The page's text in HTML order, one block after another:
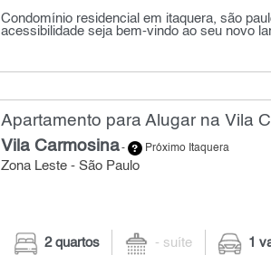
Condomínio residencial em itaquera, são
acessibilidade seja bem-vindo ao seu novo
Apartamento para Alugar na Vila
Vila Carmosina- Próximo Itaquera
Zona Leste - São Paulo
2 quartos - suíte 1